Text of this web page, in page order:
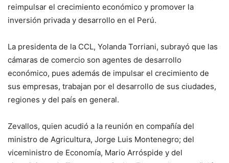
reimpulsar el crecimiento económico y promover la
inversión privada y desarrollo en el Perú.
La presidenta de la CCL, Yolanda Torriani, subrayó que las
cámaras de comercio son agentes de desarrollo
económico, pues además de impulsar el crecimiento de
sus empresas, trabajan por el desarrollo de sus ciudades,
regiones y del país en general.
Zevallos, quien acudió a la reunión en compañía del
ministro de Agricultura, Jorge Luis Montenegro; del
viceministro de Economía, Mario Arróspide y del